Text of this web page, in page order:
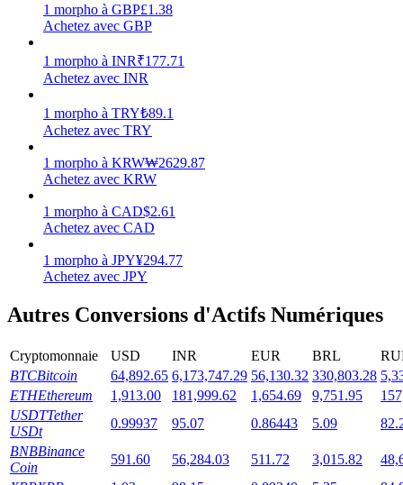
Jalonnement
Des rendements élevés et un accès instantané
Launchpool
Staking flexible pour gagner des jetons populaires
1 morpho à GBP£1.38
Achetez avec GBP
1 morpho à INR₹177.71
Achetez avec INR
1 morpho à TRY₺89.1
Achetez avec TRY
1 morpho à KRW₩2629.87
Achetez avec KRW
1 morpho à CAD$2.61
Achetez avec CAD
1 morpho à JPY¥294.77
Achetez avec JPY
Autres Conversions d'Actifs Numériques
Cryptomonnaie USD INR EUR BRL
BTCBitcoin 64,892.65 6,173,747.29 56,130.32 330,803.28
ETHEthereum 1,913.00 181,999.62 1,654.69 9,751.95
USDTTether
USDt
0.99937 95.07 0.86443 5.09
BNBBinance
Coin
591.60 56,284.03 511.72 3,015.82